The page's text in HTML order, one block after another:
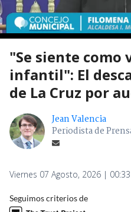
"Se siente como
infantil": El
de La Cruz por
Jean Valencia
Periodista de
Viernes 07 Agosto, 2026 | 00:33
Seguimos criterios de